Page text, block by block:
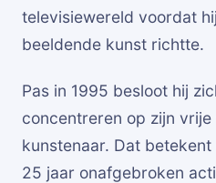
televisiewereld voordat
beeldende kunst richtte.
Pas in 1995 besloot hij
concentreren op zijn
kunstenaar. Dat
25 jaar onafgebroken